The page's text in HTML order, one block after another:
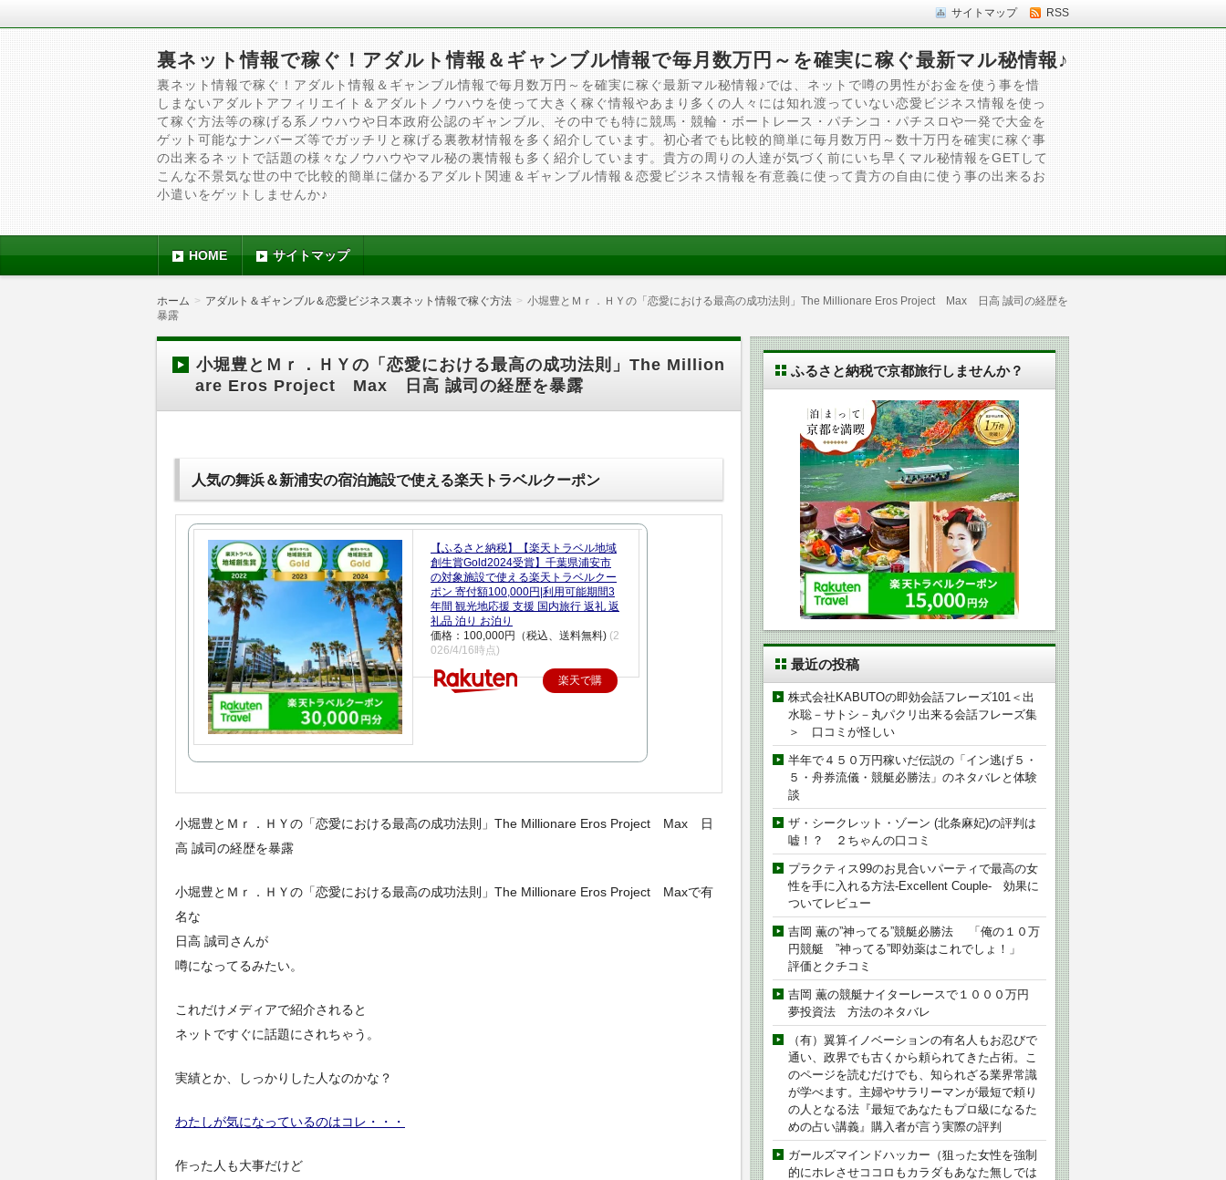
サイトマップ RSS
裏ネット情報で稼ぐ！アダルト情報＆ギャンブル情報で毎月数万円～を確実に稼ぐ最新マル秘情報♪
裏ネット情報で稼ぐ！アダルト情報＆ギャンブル情報で毎月数万円～を確実に稼ぐ最新マル秘情報♪では、ネットで噂の男性がお金を使う事を惜
しまないアダルトアフィリエイト＆アダルトノウハウを使って大きく稼ぐ情報やあまり多くの人々には知れ渡っていない恋愛ビジネス情報を使っ
て稼ぐ方法等の稼げる系ノウハウや日本政府公認のギャンブル、その中でも特に競馬・競輪・ボートレース・パチンコ・パチスロや一発で大金を
ゲット可能なナンバーズ等でガッチリと稼げる裏教材情報を多く紹介しています。初心者でも比較的簡単に毎月数万円～数十万円を確実に稼ぐ事
の出来るネットで話題の様々なノウハウやマル秘の裏情報も多く紹介しています。貴方の周りの人達が気づく前にいち早くマル秘情報をGETして
こんな不景気な世の中で比較的簡単に儲かるアダルト関連＆ギャンブル情報＆恋愛ビジネス情報を有意義に使って貴方の自由に使う事の出来るお
小遣いをゲットしませんか♪
HOME サイトマップ
ホーム アダルト＆ギャンブル＆恋愛ビジネス裏ネット情報で稼ぐ方法
小堀豊とＭｒ．ＨＹの「恋愛における最高の成功法則」The Millionare Eros Project Max 日高 誠司の経歴を
暴露
小堀豊とＭｒ．ＨＹの「恋愛における最高の成功法則」The Million
are Eros Project Max 日高 誠司の経歴を暴露
人気の舞浜＆新浦安の宿泊施設で使える楽天トラベルクーポン
【ふるさと納税】【楽天トラベル地域
創生賞Gold2024受賞】千葉県浦安市
の対象施設で使える楽天トラベルクー
ポン 寄付額100,000円|利用可能期間3
年間 観光地応援 支援 国内旅行 返礼 返
礼品 泊り お泊り
価格：100,000円（税込、送料無料) (2
026/4/16時点)
楽天で購
小堀豊とＭｒ．ＨＹの「恋愛における最高の成功法則」The Millionare Eros Project Max 日
高 誠司の経歴を暴露
小堀豊とＭｒ．ＨＹの「恋愛における最高の成功法則」The Millionare Eros Project Maxで有
名な
日高 誠司さんが
噂になってるみたい。
これだけメディアで紹介されると
ネットですぐに話題にされちゃう。
実績とか、しっかりした人なのかな？
わたしが気になっているのはコレ・・・
作った人も大事だけど
ふるさと納税で京都旅行しませんか？
最近の投稿
株式会社KABUTOの即効会話フレーズ101＜出
水聡－サトシ－丸パクリ出来る会話フレーズ集
＞ 口コミが怪しい
半年で４５０万円稼いだ伝説の「イン逃げ５・
５・舟券流儀・競艇必勝法」のネタバレと体験
談
ザ・シークレット・ゾーン (北条麻妃)の評判は
嘘！？ ２ちゃんの口コミ
プラクティス99のお見合いパーティで最高の女
性を手に入れる方法-Excellent Couple- 効果に
ついてレビュー
吉岡 薫の”神ってる”競艇必勝法 「俺の１０万
円競艇 ”神ってる”即効薬はこれでしょ！」
評価とクチコミ
吉岡 薫の競艇ナイターレースで１０００万円
夢投資法 方法のネタバレ
（有）翼算イノベーションの有名人もお忍びで
通い、政界でも古くから頼られてきた占術。こ
のページを読むだけでも、知られざる業界常識
が学べます。主婦やサラリーマンが最短で頼り
の人となる法『最短であなたもプロ級になるた
めの占い講義』購入者が言う実際の評判
ガールズマインドハッカー（狙った女性を強制
的にホレさせココロもカラダもあなた無しでは